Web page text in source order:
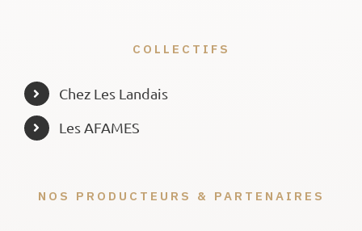
NOS PRODUCTEURS & PARTENAIRES
COLLECTIFS
Chez Les Landais
Les AFAMES